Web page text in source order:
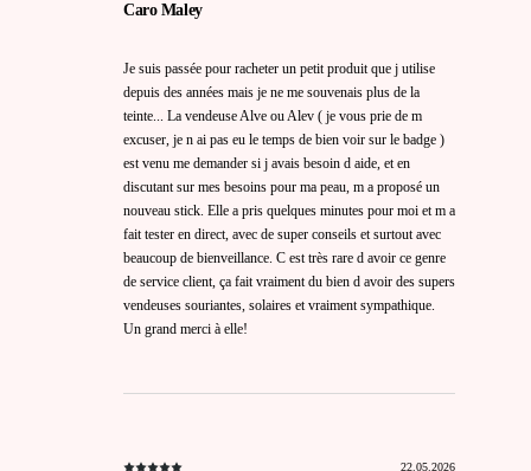
Caro Maley
Je suis passée pour racheter un petit produit que j utilise
depuis des années mais je ne me souvenais plus de la
teinte... La vendeuse Alve ou Alev ( je vous prie de m
excuser, je n ai pas eu le temps de bien voir sur le badge )
est venu me demander si j avais besoin d aide, et en
discutant sur mes besoins pour ma peau, m a proposé un
nouveau stick. Elle a pris quelques minutes pour moi et m a
fait tester en direct, avec de super conseils et surtout avec
beaucoup de bienveillance. C est très rare d avoir ce genre
de service client, ça fait vraiment du bien d avoir des supers
vendeuses souriantes, solaires et vraiment sympathique.
Un grand merci à elle!
22.05.2026